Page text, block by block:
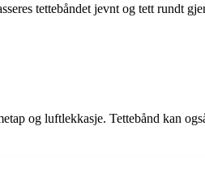
tettebåndet jevnt og tett rundt
og luftlekkasje. Tettebånd kan